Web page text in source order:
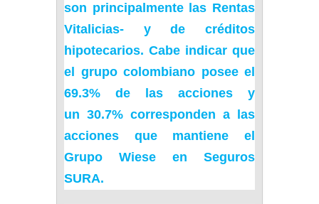
son principalmente las Rentas
Vitalicias- y de créditos
hipotecarios. Cabe indicar que
el grupo colombiano posee el
69.3% de las acciones y
un 30.7% corresponden a las
acciones que mantiene el
Grupo Wiese en Seguros
SURA.